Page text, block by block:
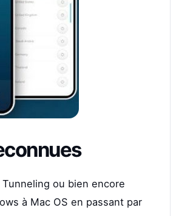
ou bien encore
à Mac OS en passant par